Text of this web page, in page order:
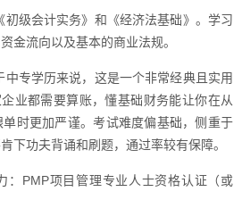
初级会计实务》和《经济法基础》。学习
金流向以及基本的商业法规。
专学历来说，这是一个非常经典且实用
业都需要算账，懂基础财务能让你在从
时更加严谨。考试难度偏基础，侧重于
下功夫背诵和刷题，通过率较有保障。
：PMP项目管理专业人士资格认证（或